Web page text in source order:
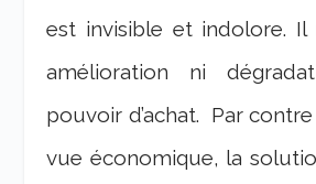
est invisible et indolore. Il
amélioration ni
pouvoir d’achat. Par
vue économique, la